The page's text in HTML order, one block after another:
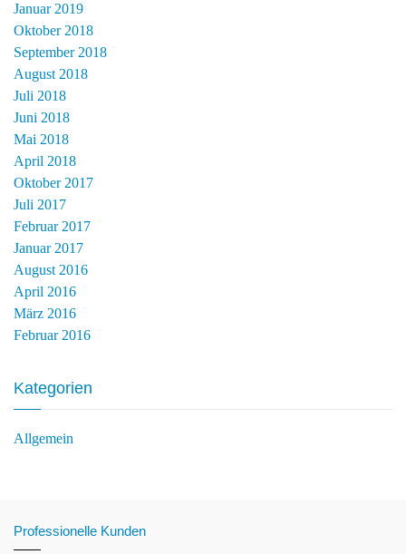
Januar 2019
Oktober 2018
September 2018
August 2018
Juli 2018
Juni 2018
Mai 2018
April 2018
Oktober 2017
Juli 2017
Februar 2017
Januar 2017
August 2016
April 2016
März 2016
Februar 2016
Kategorien
Allgemein
Professionelle Kunden